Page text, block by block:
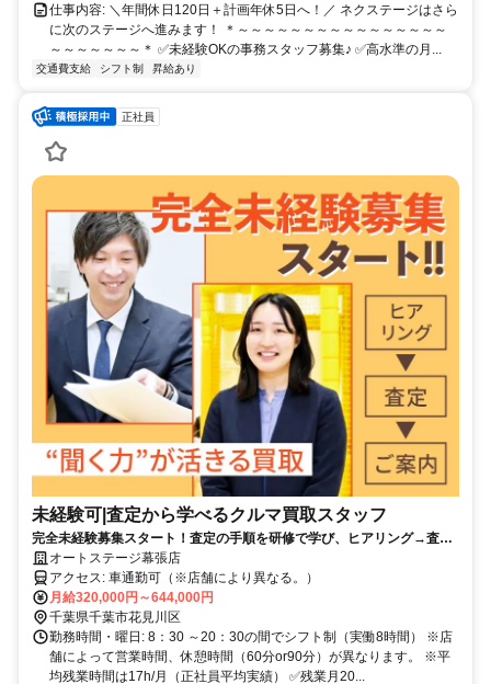
仕事内容: ＼年間休日120日＋計画年休5日へ！／ ネクステージはさら
に次のステージへ進みます！ ＊～～～～～～～～～～～～～～～～
～～～～～～～＊ ✅未経験OKの事務スタッフ募集♪ ✅高水準の月...
交通費支給 シフト制 昇給あり
正社員
未経験可|査定から学べるクルマ買取スタッフ
完全未経験募集スタート！査定の手順を研修で学び、ヒアリング→査定
→価格提示を段階的に習得できます。
オートステージ幕張店
アクセス: 車通勤可（※店舗により異なる。）
月給320,000円～644,000円
千葉県千葉市花見川区
勤務時間・曜日: 8：30 ～20：30の間でシフト制（実働8時間） ※店
舗によって営業時間、休憩時間（60分or90分）が異なります。 ※平
均残業時間は17h/月（正社員平均実績） ✅残業月20...